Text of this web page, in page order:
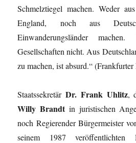
Schmelztiegel machen. Weder
England, noch aus
Einwanderungsländer
Gesellschaften nicht. Aus
zu machen, ist absurd.“
StaatssekretärDr. Frank Uhlitz,
Willy Brandtin juristischen
noch Regierender Bürgermeister
seinem 1987